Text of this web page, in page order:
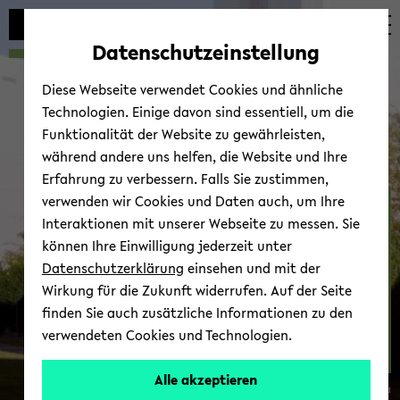
Automatische
vermeiden
zum
wechseln
zum
wechseln
zum
wechseln
Bio­lo­gie­di­dak­tik - Zoo­lo­
gie und Hu­man­bio­lo­gie
© Uni­ver­si­tät Bie­le­feld
Datenschutzeinstellung
Diese Webseite verwendet Cookies und ähnliche
Technologien. Einige davon sind essentiell, um die
Funktionalität der Website zu gewährleisten,
während andere uns helfen, die Website und Ihre
Erfahrung zu verbessern. Falls Sie zustimmen,
verwenden wir Cookies und Daten auch, um Ihre
Interaktionen mit unserer Webseite zu messen. Sie
können Ihre Einwilligung jederzeit unter
Datenschutzerklärung einsehen und mit der
Wirkung für die Zukunft widerrufen. Auf der Seite
finden Sie auch zusätzliche Informationen zu den
verwendeten Cookies und Technologien.
Alle akzeptieren